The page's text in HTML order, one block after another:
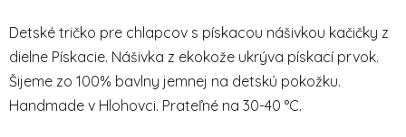
Detské tričko pre chlapcov s pískacou nášivkou kačičky z
dielne Pískacie. Nášivka z ekokože ukrýva pískací prvok.
Šijeme zo 100% bavlny jemnej na detskú pokožku.
Handmade v Hlohovci. Prateľné na 30-40 °C.